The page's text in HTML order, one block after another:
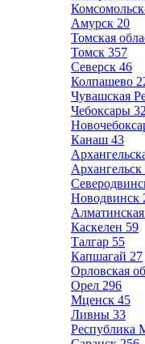
Амурск 20
Томская
Томск 357
Северск 46
Колпашево
Чувашская
Чебоксары
Канаш 43
Архангельск
Новодвинск
Алматинская
Каскелен 59
Талгар 55
Капшагай 27
Орловская
Орел 296
Мценск 45
Ливны 33
Республика